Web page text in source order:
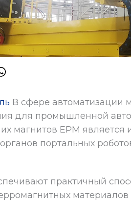
В сфере
для промышленной
магнитов EPM является
портальных
практичный